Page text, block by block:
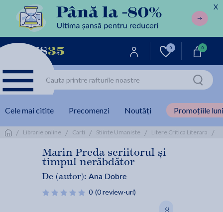
X
0 0
Cele mai citite Precomenzi Noutăți Promoțiile
/ Librarie online / Carti / Stiinte Umaniste / Litere Critica Literara /
Marin Preda scriitorul și
timpul nerăbdător
De (autor): Ana Dobre
0 (0 review-uri)